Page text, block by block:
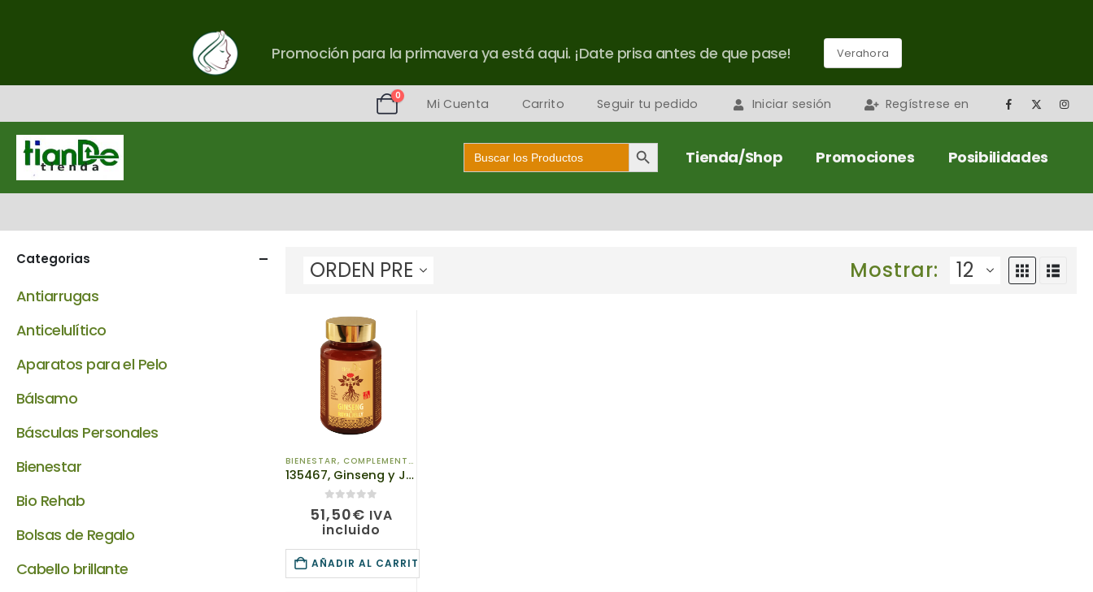
Promoción para la primavera ya está aqui. ¡Date prisa antes de que pase! Verahora
0
Mi Cuenta Carrito Seguir tu pedido Iniciar sesión Regístrese en
Buscar: Botón de búsqueda
Tienda/Shop Promociones Posibilidades
Mostrar:
BIENESTAR, COMPLEMENTOS DE DIETA
135467, Ginseng y Jalea Real, Complemento alimenticio con edulcorante, TianDe , Weight: 50,1 g (30 capsules of 1670 mg)
0 de 5
51,50€ IVA
incluido
AÑADIR AL CARRITO
Categorias
Antiarrugas
Anticelulítico
Aparatos para el Pelo
Bálsamo
Básculas Personales
Bienestar
Bio Rehab
Bolsas de Regalo
Cabello brillante